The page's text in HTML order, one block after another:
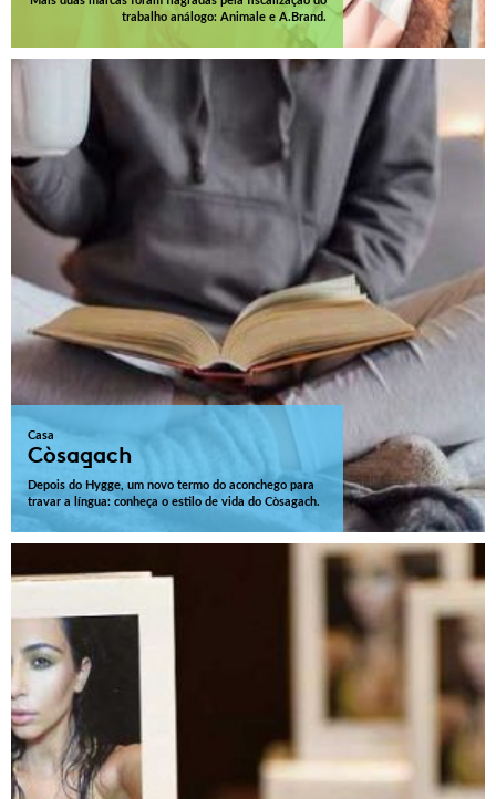
trabalho análogo: Animale e A.Brand.
Casa
Còsagach
Depois do Hygge, um novo termo do aconchego para
travar a língua: conheça o estilo de vida do Còsagach.